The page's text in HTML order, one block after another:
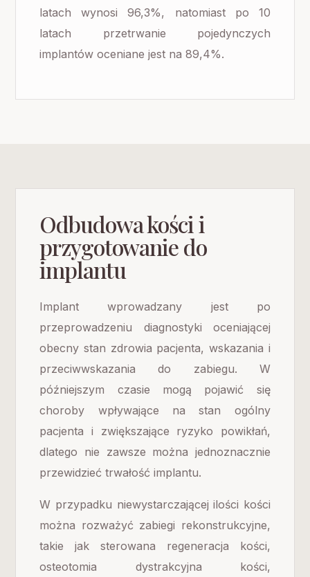
latach wynosi 96,3%, natomiast po 10
latach przetrwanie pojedynczych
implantów oceniane jest na 89,4%.
Odbudowa kości i
przygotowanie do
implantu
Implant wprowadzany jest po
przeprowadzeniu diagnostyki oceniającej
obecny stan zdrowia pacjenta, wskazania i
przeciwwskazania do zabiegu. W
późniejszym czasie mogą pojawić się
choroby wpływające na stan ogólny
pacjenta i zwiększające ryzyko powikłań,
dlatego nie zawsze można jednoznacznie
przewidzieć trwałość implantu.
W przypadku niewystarczającej ilości kości
można rozważyć zabiegi rekonstrukcyjne,
takie jak sterowana regeneracja kości,
osteotomia dystrakcyjna kości,